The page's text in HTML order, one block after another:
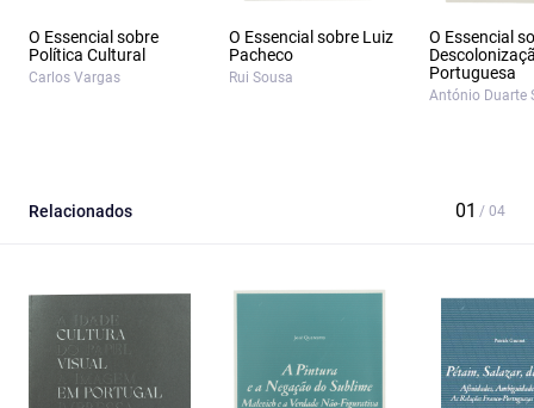
O Essencial sobre
Política Cultural
Carlos Vargas
O Essencial sobre Luiz
Pacheco
Rui Sousa
O Essencial
Portuguesa
António Duarte
Relacionados